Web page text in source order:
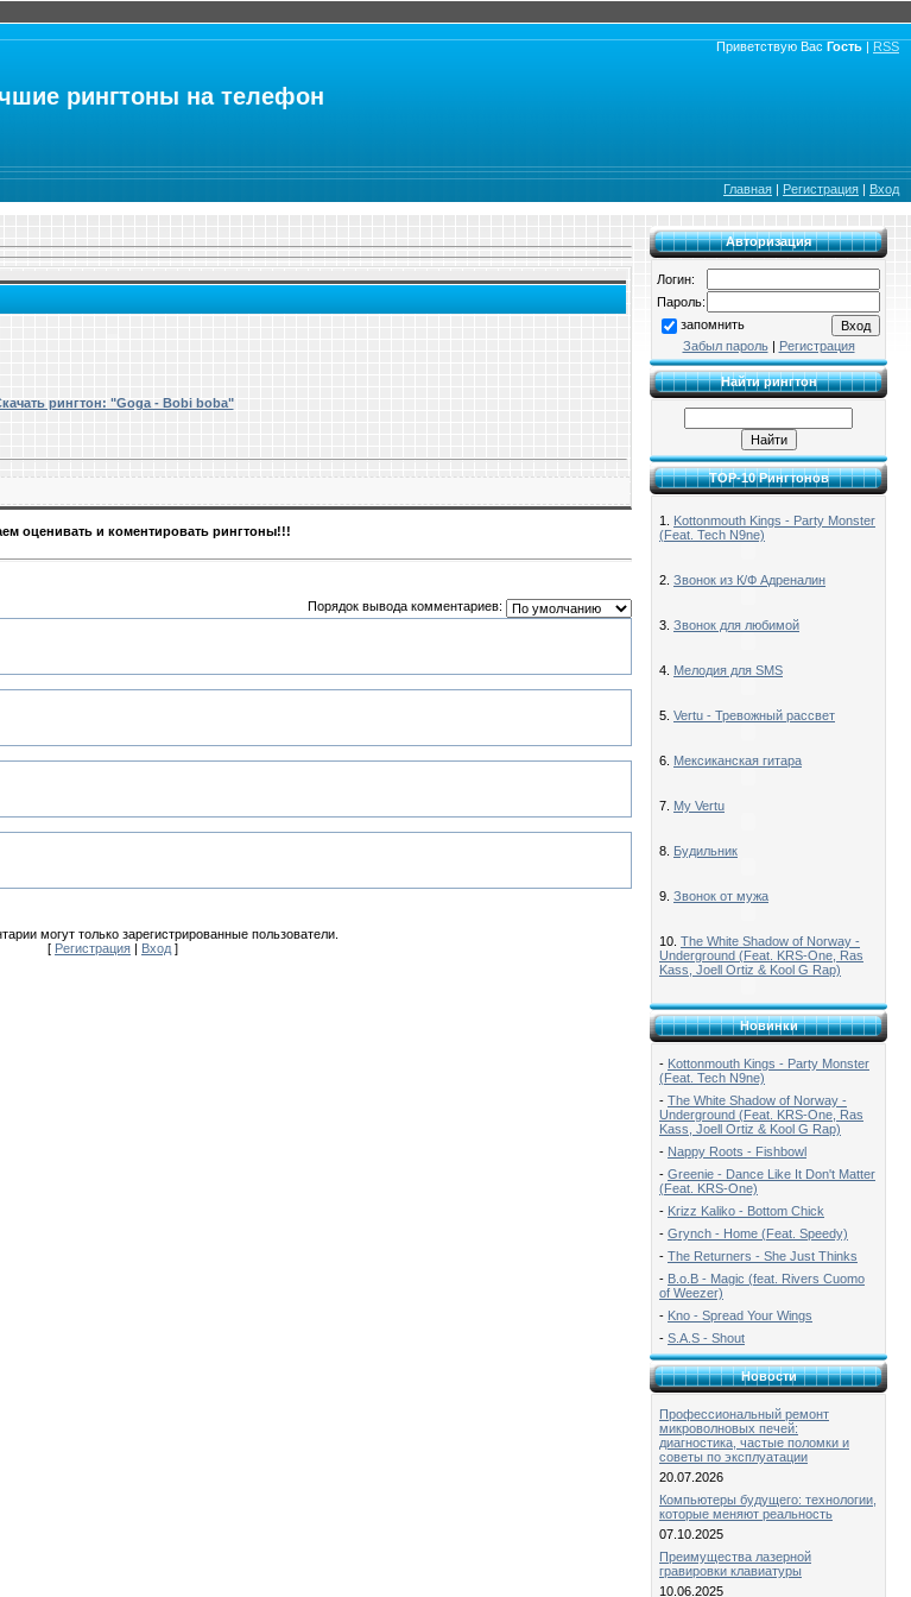
Приветствую Вас Гость | RSS
рингтоны на телефон
Главная | Регистрация | Вход
рингтон: "Goga - Bobi boba"
оценивать и коментировать рингтоны!!!
Порядок вывода комментариев:
могут только зарегистрированные пользователи.
[ Регистрация | Вход ]
Авторизация
Логин:
Пароль:
запомнить
Забыл пароль| Регистрация
Найти рингтон
TOP-10 Рингтонов
1. Kottonmouth Kings - Party Monster
(Feat. Tech N9ne)
2. Звонок из К/Ф Адреналин
3. Звонок для любимой
4. Мелодия для SMS
5. Vertu - Тревожный рассвет
6. Мексиканская гитара
7. My Vertu
8. Будильник
9. Звонок от мужа
10. The White Shadow of Norway -
Underground (Feat. KRS-One, Ras
Kass, Joell Ortiz & Kool G Rap)
Новинки
- Kottonmouth Kings - Party Monster
(Feat. Tech N9ne)
- The White Shadow of Norway -
Underground (Feat. KRS-One, Ras
Kass, Joell Ortiz & Kool G Rap)
- Nappy Roots - Fishbowl
- Greenie - Dance Like It Don't Matter
(Feat. KRS-One)
- Krizz Kaliko - Bottom Chick
- Grynch - Home (Feat. Speedy)
- The Returners - She Just Thinks
- B.o.B - Magic (feat. Rivers Cuomo
of Weezer)
- Kno - Spread Your Wings
- S.A.S - Shout
Новости
Профессиональный ремонт
микроволновых печей:
диагностика, частые поломки и
советы по эксплуатации
20.07.2026
Компьютеры будущего: технологии,
которые меняют реальность
07.10.2025
Преимущества лазерной
гравировки клавиатуры
10.06.2025